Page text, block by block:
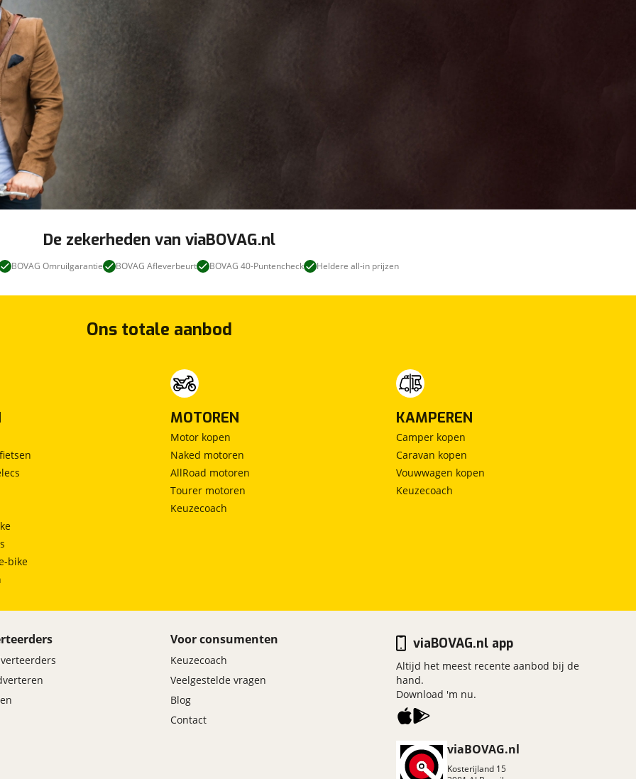
De zekerheden van viaBOVAG.nl
BOVAG Omruilgarantie BOVAG Afleverbeurt BOVAG 40-Puntencheck Heldere all-in prijzen
Ons totale aanbod
bike
MOTOREN
Motor kopen
Naked motoren
AllRoad motoren
Tourer motoren
Keuzecoach
KAMPEREN
Camper kopen
Caravan kopen
Vouwwagen kopen
Keuzecoach
Voor consumenten
Keuzecoach
Veelgestelde vragen
Blog
Contact
viaBOVAG.nl
Kosterijland 15
viaBOVAG.nl app
Altijd het meest recente aanbod bij de
hand.
Download 'm nu.